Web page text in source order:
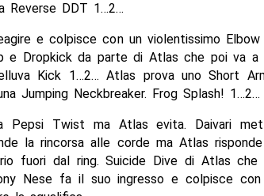
Reverse DDT 1…2…
e colpisce con un violentissimo Elbow
e Dropkick da parte di Atlas che poi va a
Kick 1…2… Atlas prova uno Short
Jumping Neckbreaker. Frog Splash!
Pepsi Twist ma Atlas evita. Daivari
la rincorsa alle corde ma Atlas
fuori dal ring. Suicide Dive di Atlas
Nese fa il suo ingresso e colpisce con